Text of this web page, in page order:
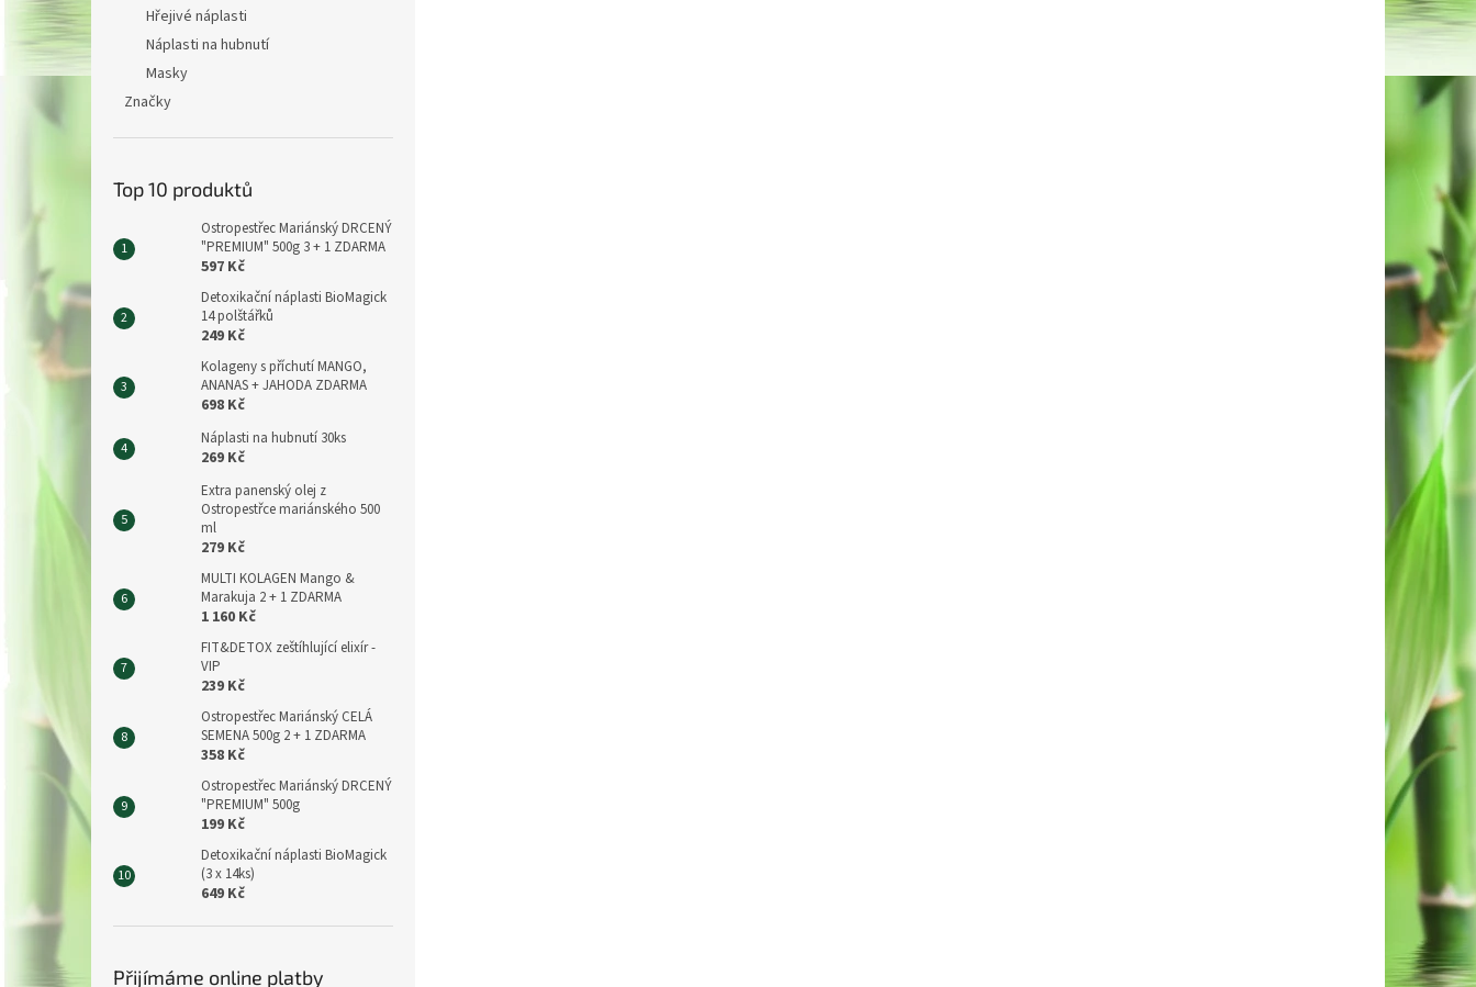
Hřejivé náplasti
Náplasti na hubnutí
Masky
Značky
Top 10 produktů
Ostropestřec Mariánský DRCENÝ
"PREMIUM" 500g 3 + 1 ZDARMA
597 Kč
Detoxikační náplasti BioMagick
14 polštářků
249 Kč
Kolageny s příchutí MANGO,
ANANAS + JAHODA ZDARMA
698 Kč
Náplasti na hubnutí 30ks
269 Kč
Extra panenský olej z
Ostropestřce mariánského 500
ml
279 Kč
MULTI KOLAGEN Mango &
Marakuja 2 + 1 ZDARMA
1 160 Kč
FIT&DETOX zeštíhlující elixír -
VIP
239 Kč
Ostropestřec Mariánský CELÁ
SEMENA 500g 2 + 1 ZDARMA
358 Kč
Ostropestřec Mariánský DRCENÝ
"PREMIUM" 500g
199 Kč
Detoxikační náplasti BioMagick
(3 x 14ks)
649 Kč
Přijímáme online platby